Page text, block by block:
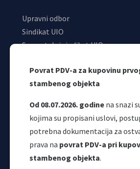
Povrat PDV-a za kupovinu
stambenog objekta
Od 08.07.2026. godine na snazi
kojima su propisani uslovi,
potrebna dokumentacija za
prava na povrat PDV-a pri
stambenog objekta.
Upravni odbor
Sindikat UIO
Samostalni sindikat UIO
Odjeljenje za makroekonomsku
Korisni linkovi